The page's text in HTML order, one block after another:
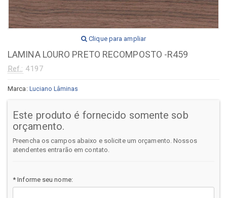
Clique para ampliar
LAMINA LOURO PRETO RECOMPOSTO -R459
Ref.: 4197
Marca: Luciano Lâminas
Este produto é fornecido somente sob
orçamento.
Preencha os campos abaixo e solicite um orçamento. Nossos
atendentes entrarão em contato.
* Informe seu nome: